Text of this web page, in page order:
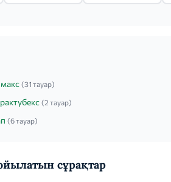
(31 тауар)
(2 тауар)
(6 тауар)
сұрақтар